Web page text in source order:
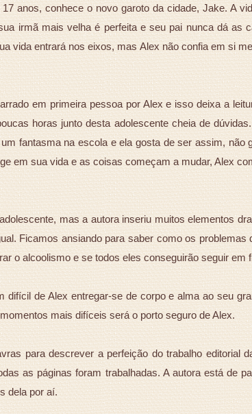
anos, conhece o novo garoto da cidade, Jake. A
irmã mais velha é perfeita e seu pai nunca dá as
vida entrará nos eixos, mas Alex não confia em si
em primeira pessoa por Alex e isso deixa a
horas junto desta adolescente cheia de
fantasma na escola e ela gosta de ser assim, não
em sua vida e as coisas começam a mudar, Alex
mas a autora inseriu muitos elementos
Ficamos ansiando para saber como os problemas
o alcoolismo e se todos eles conseguirão seguir em
difícil de Alex entregar-se de corpo e alma ao seu
mais difíceis será o porto seguro de Alex.
para descrever a perfeição do trabalho editorial
as páginas foram trabalhadas. A autora está de
dela por aí.